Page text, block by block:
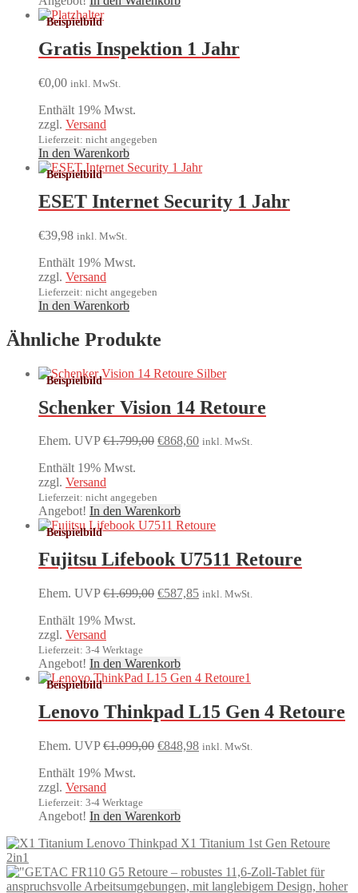
Gratis Inspektion 1 Jahr
€0,00 inkl. MwSt.
Enthält 19% Mwst.
zzgl. Versand
Lieferzeit: nicht angegeben
In den Warenkorb
ESET Internet Security 1 Jahr
€39,98 inkl. MwSt.
Enthält 19% Mwst.
zzgl. Versand
Lieferzeit: nicht angegeben
In den Warenkorb
Ähnliche Produkte
Schenker Vision 14 Retoure
Ehem. UVP €1.799,00 Ursprünglicher
€868,60Aktueller
inkl. MwSt.
Enthält 19% Mwst.
zzgl. Versand
Lieferzeit: nicht angegeben
Angebot! In den Warenkorb
Fujitsu Lifebook U7511 Retoure
Ehem. UVP €1.699,00 Ursprünglicher
€587,85Aktueller
inkl. MwSt.
Enthält 19% Mwst.
zzgl. Versand
Lieferzeit: 3-4 Werktage
Angebot! In den Warenkorb
Lenovo Thinkpad L15 Gen 4 Retoure
Ehem. UVP €1.099,00 Ursprünglicher
€848,98Aktueller
inkl. MwSt.
Enthält 19% Mwst.
zzgl. Versand
Lieferzeit: 3-4 Werktage
Angebot! In den Warenkorb
Lenovo Thinkpad X1 Titanium 1st Gen Retoure
2in1